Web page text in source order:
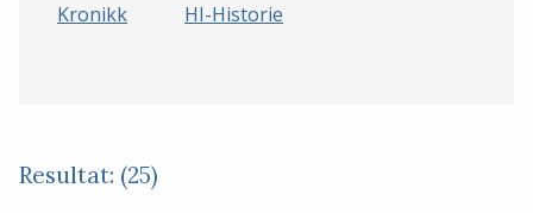
Kronikk HI-Historie
Resultat: (25)